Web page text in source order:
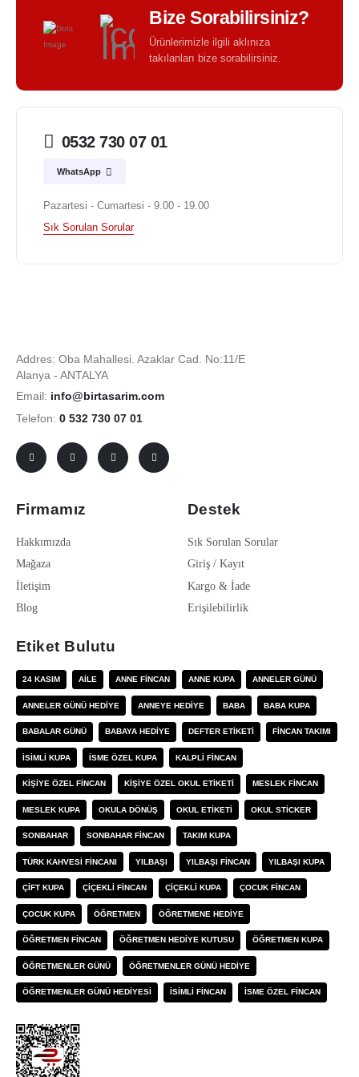
Bize Sorabilirsiniz?
Ürünlerimizle ilgili aklınıza
takılanları bize sorabilirsiniz.
0532 730 07 01
WhatsApp
Pazartesi - Cumartesi - 9.00 - 19.00
Sık Sorulan Sorular
Addres: Oba Mahallesi. Azaklar Cad. No:11/E
Alanya - ANTALYA
Email: info@birtasarim.com
Telefon: 0 532 730 07 01
Firmamız
Hakkımızda
Mağaza
İletişim
Blog
Destek
Sık Sorulan Sorular
Giriş / Kayıt
Kargo & İade
Erişilebilirlik
Etiket Bulutu
24 KASIM AILE ANNE FINCAN ANNE KUPA ANNELER GÜNÜ
ANNELER GÜNÜ HEDIYE ANNEYE HEDIYE BABA BABA KUPA
BABALAR GÜNÜ BABAYA HEDIYE DEFTER ETIKETI FINCAN TAKIMI
ISIMLI KUPA ISME ÖZEL KUPA KALPLI FINCAN
KIŞIYE ÖZEL FINCAN KIŞIYE ÖZEL OKUL ETIKETI MESLEK FINCAN
MESLEK KUPA OKULA DÖNÜŞ OKUL ETIKETI OKUL STICKER
SONBAHAR SONBAHAR FINCAN TAKIM KUPA
TÜRK KAHVESI FINCANI YILBAŞI YILBAŞI FINCAN YILBAŞI KUPA
ÇIFT KUPA ÇIÇEKLI FINCAN ÇIÇEKLI KUPA ÇOCUK FINCAN
ÇOCUK KUPA ÖĞRETMEN ÖĞRETMENE HEDIYE
ÖĞRETMEN FINCAN ÖĞRETMEN HEDIYE KUTUSU ÖĞRETMEN KUPA
ÖĞRETMENLER GÜNÜ ÖĞRETMENLER GÜNÜ HEDIYE
ÖĞRETMENLER GÜNÜ HEDIYESI İSIMLI FINCAN İSME ÖZEL FINCAN